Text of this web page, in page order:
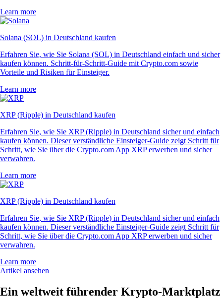
Learn more
Solana (SOL) in Deutschland kaufen
Erfahren Sie, wie Sie Solana (SOL) in Deutschland einfach und sicher
kaufen können. Schritt-für-Schritt-Guide mit Crypto.com sowie
Vorteile und Risiken für Einsteiger.
Learn more
XRP (Ripple) in Deutschland kaufen
Erfahren Sie, wie Sie XRP (Ripple) in Deutschland sicher und einfach
kaufen können. Dieser verständliche Einsteiger-Guide zeigt Schritt für
Schritt, wie Sie über die Crypto.com App XRP erwerben und sicher
verwahren.
Learn more
XRP (Ripple) in Deutschland kaufen
Erfahren Sie, wie Sie XRP (Ripple) in Deutschland sicher und einfach
kaufen können. Dieser verständliche Einsteiger-Guide zeigt Schritt für
Schritt, wie Sie über die Crypto.com App XRP erwerben und sicher
verwahren.
Learn more
Artikel ansehen
Ein weltweit führender Krypto-Marktplatz